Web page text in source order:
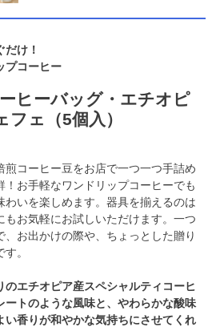
け！
プコーヒー
ヒーバッグ・エチオピ
ェ（5個入）
コーヒー豆をお店で一つ一つ手詰め
！お手軽なワンドリップコーヒーでも
いを楽しめます。器具を揃えるのは
もお気軽にお試しいただけます。一つ
お出かけの際や、ちょっとした贈り
。
のエチオピア産スペシャルティコーヒ
ートのような風味と、やわらかな酸味
い香りが和やかな気持ちにさせてくれ